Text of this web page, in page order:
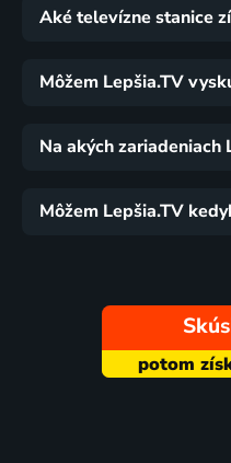
Aké televízne stanice
Môžem Lepšia.TV
Na akých zariadeniach
Môžem Lepšia.TV